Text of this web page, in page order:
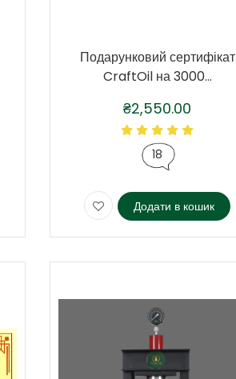
Подарунковий сертифікат
CraftOil на 3000...
₴2,550.00
18
Додати в кошик